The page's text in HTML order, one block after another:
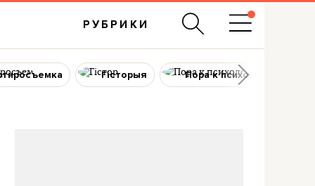
РУБРИКИ
Гісторыя Пора к психологу